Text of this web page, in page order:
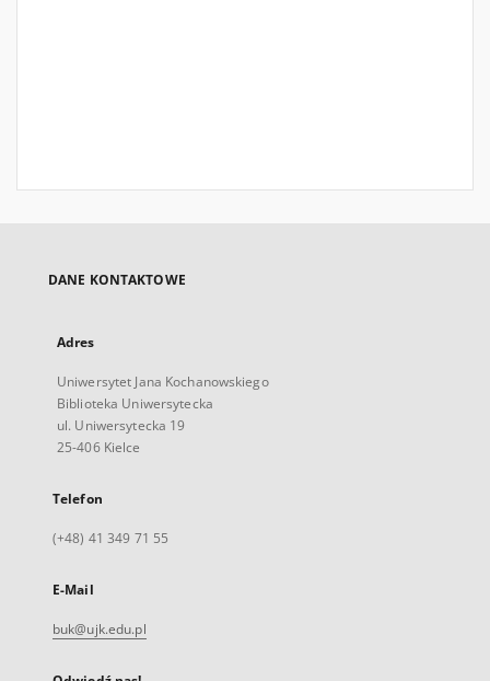
DANE KONTAKTOWE
Adres
Uniwersytet Jana Kochanowskiego
Biblioteka Uniwersytecka
ul. Uniwersytecka 19
25-406 Kielce
Telefon
(+48) 41 349 71 55
E-Mail
buk@ujk.edu.pl